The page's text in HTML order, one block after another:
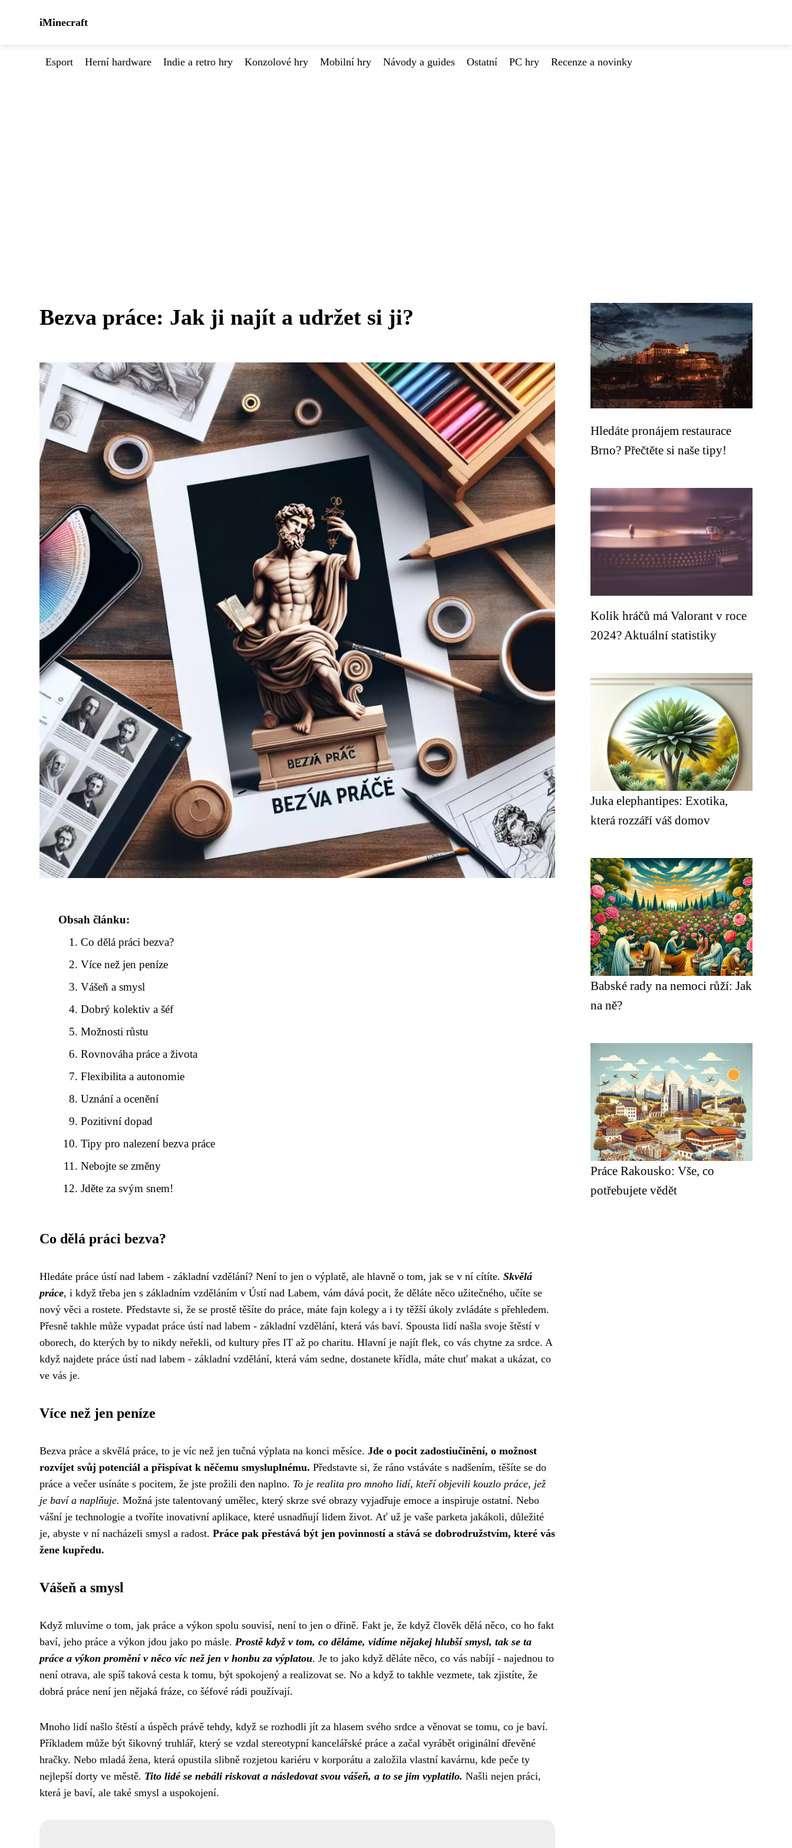
iMinecraft
Esport Herní hardware Indie a retro hry Konzolové hry Mobilní hry Návody a guides Ostatní PC hry Recenze a novinky
Bezva práce: Jak ji najít a udržet si ji?
Obsah článku:
Co dělá práci bezva?
Více než jen peníze
Vášeň a smysl
Dobrý kolektiv a šéf
Možnosti růstu
Rovnováha práce a života
Flexibilita a autonomie
Uznání a ocenění
Pozitivní dopad
Tipy pro nalezení bezva práce
Nebojte se změny
Jděte za svým snem!
Co dělá práci bezva?
Hledáte práce ústí nad labem - základní vzdělání? Není to jen o výplatě, ale hlavně o tom, jak se v ní cítíte. Skvělá
práce, i když třeba jen s základním vzděláním v Ústí nad Labem, vám dává pocit, že děláte něco užitečného, učíte se
nový věci a rostete. Představte si, že se prostě těšíte do práce, máte fajn kolegy a i ty těžší úkoly zvládáte s přehledem.
Přesně takhle může vypadat práce ústí nad labem - základní vzdělání, která vás baví. Spousta lidí našla svoje štěstí v
oborech, do kterých by to nikdy neřekli, od kultury přes IT až po charitu. Hlavní je najít flek, co vás chytne za srdce. A
když najdete práce ústí nad labem - základní vzdělání, která vám sedne, dostanete křídla, máte chuť makat a ukázat, co
ve vás je.
Více než jen peníze
Bezva práce a skvělá práce, to je víc než jen tučná výplata na konci měsíce. Jde o pocit zadostiučinění, o možnost
rozvíjet svůj potenciál a přispívat k něčemu smysluplnému. Představte si, že ráno vstáváte s nadšením, těšíte se do
práce a večer usínáte s pocitem, že jste prožili den naplno. To je realita pro mnoho lidí, kteří objevili kouzlo práce, jež
je baví a naplňuje. Možná jste talentovaný umělec, který skrze své obrazy vyjadřuje emoce a inspiruje ostatní. Nebo
vášní je technologie a tvoříte inovativní aplikace, které usnadňují lidem život. Ať už je vaše parketa jakákoli, důležité
je, abyste v ní nacházeli smysl a radost. Práce pak přestává být jen povinností a stává se dobrodružstvím, které vás
žene kupředu.
Vášeň a smysl
Když mluvíme o tom, jak práce a výkon spolu souvisí, není to jen o dřině. Fakt je, že když člověk dělá něco, co ho fakt
baví, jeho práce a výkon jdou jako po másle. Prostě když v tom, co děláme, vidíme nějakej hlubší smysl, tak se ta
práce a výkon promění v něco víc než jen v honbu za výplatou. Je to jako když děláte něco, co vás nabíjí - najednou to
není otrava, ale spíš taková cesta k tomu, být spokojený a realizovat se. No a když to takhle vezmete, tak zjistíte, že
dobrá práce není jen nějaká fráze, co šéfové rádi používají.
Mnoho lidí našlo štěstí a úspěch právě tehdy, když se rozhodli jít za hlasem svého srdce a věnovat se tomu, co je baví.
Příkladem může být šikovný truhlář, který se vzdal stereotypní kancelářské práce a začal vyrábět originální dřevěné
hračky. Nebo mladá žena, která opustila slibně rozjetou kariéru v korporátu a založila vlastní kavárnu, kde peče ty
nejlepší dorty ve městě. Tito lidé se nebáli riskovat a následovat svou vášeň, a to se jim vyplatilo. Našli nejen práci,
která je baví, ale také smysl a uspokojení.
Hledáte pronájem restaurace
Brno? Přečtěte si naše tipy!
Kolik hráčů má Valorant v roce
2024? Aktuální statistiky
Juka elephantipes: Exotika,
která rozzáří váš domov
Babské rady na nemoci růží: Jak
na ně?
Práce Rakousko: Vše, co
potřebujete vědět